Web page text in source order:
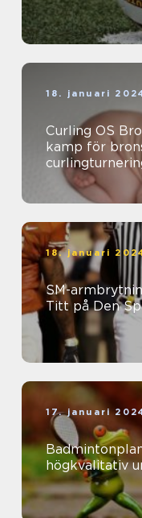
18. januari
Curling OS
kamp för
18. januari
SM-
Titt på Den
17. januari
högkvalitativ